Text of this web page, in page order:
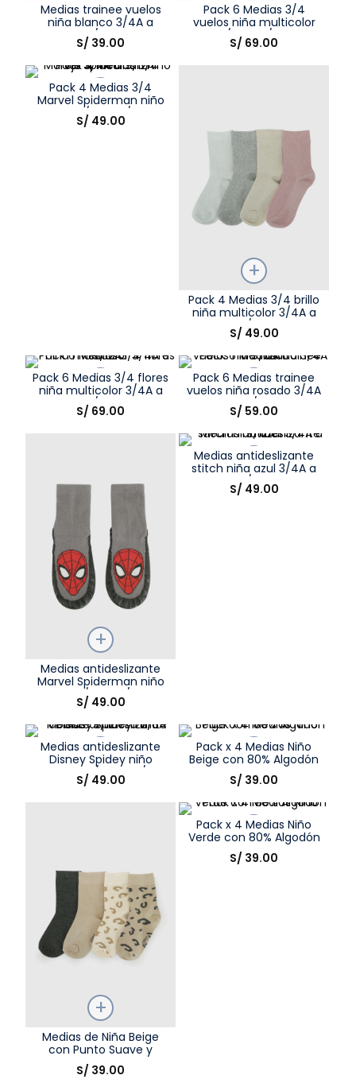
COMPRAR COMPRAR
Elige una opción
COMPRAR
Medias trainee vuelos
niña blanco 3/4A a
9/12A
S/ 39.00
Pack 6 Medias 3/4
vuelos niña multicolor
3/4A a 9/12A
S/ 69.00
Pack 4 Medias 3/4
Marvel Spiderman niño
rojo 3/4A a 9/12A
S/ 49.00
Talla
Elige una opción
COMPRAR
Pack 4 Medias 3/4 brillo
niña multicolor 3/4A a
9/12A
S/ 49.00
Pack 6 Medias 3/4 flores
niña multicolor 3/4A a
9/12A
S/ 69.00
Elige una opción
COMPRAR
Pack 6 Medias trainee
vuelos niña rosado 3/4A
a 9/12A
S/ 59.00
Talla
Elige una opción
COMPRAR
Medias antideslizante
Marvel Spiderman niño
gris 3/4A a 9/12A
S/ 49.00
Medias antideslizante
stitch niña azul 3/4A a
9/12A
S/ 49.00
Medias antideslizante
Disney Spidey niño
celeste 9/12m a 2/3A
S/ 49.00
Elige una opción
COMPRAR
Pack x 4 Medias Niño
Beige con 80% Algodón
S/ 39.00
TallaMedias de Niña Beige
con Punto Suave y
Resistente
S/ 39.00
Pack x 4 Medias Niño
Verde con 80% Algodón
S/ 39.00